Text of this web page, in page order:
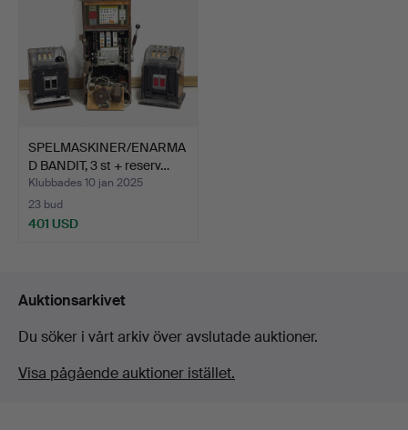
SPELMASKINER/ENARMA
D BANDIT, 3 st + reserv…
Klubbades 10 jan 2025
23 bud
401 USD
Auktionsarkivet
Du söker i vårt arkiv över avslutade auktioner.
Visa pågående auktioner istället.